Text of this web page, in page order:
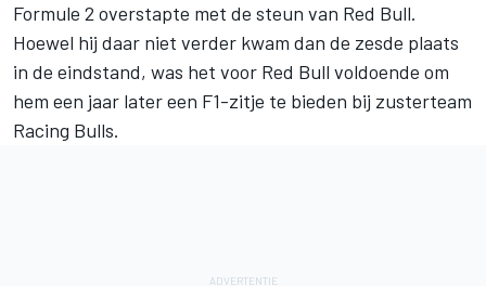
Formule 2 overstapte met de steun van Red Bull.
Hoewel hij daar niet verder kwam dan de zesde plaats
in de eindstand, was het voor Red Bull voldoende om
hem een jaar later een F1-zitje te bieden bij zusterteam
Racing Bulls.